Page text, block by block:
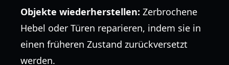
Objekte wiederherstellen: Zerbrochene
Hebel oder Türen reparieren, indem sie in
einen früheren Zustand zurückversetzt
werden.